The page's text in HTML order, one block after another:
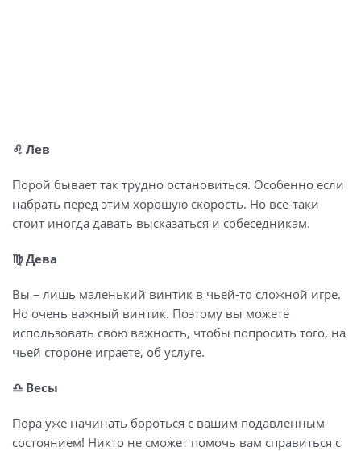
♌️ Лев
Порой бывает так трудно остановиться. Особенно если
набрать перед этим хорошую скорость. Но все-таки
стоит иногда давать высказаться и собеседникам.
♍️ Дева
Вы – лишь маленький винтик в чьей-то сложной игре.
Но очень важный винтик. Поэтому вы можете
использовать свою важность, чтобы попросить того, на
чьей стороне играете, об услуге.
♎️ Весы
Пора уже начинать бороться с вашим подавленным
состоянием! Никто не сможет помочь вам справиться с